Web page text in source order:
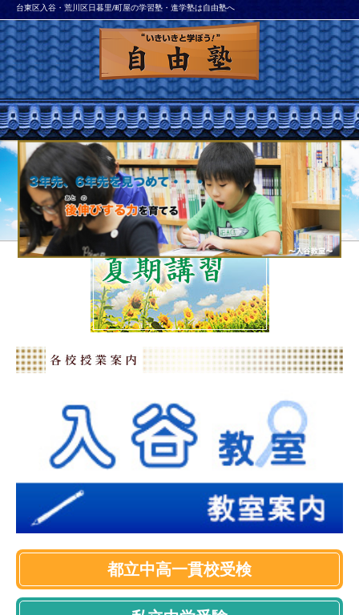
台東区入谷・荒川区日暮里/町屋の学習塾・進学塾は自由塾へ
都立中高一貫校受検